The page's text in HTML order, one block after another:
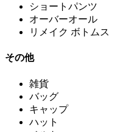
ショートパンツ
オーバーオール
リメイク ボトムス
その他
雑貨
バッグ
キャップ
ハット